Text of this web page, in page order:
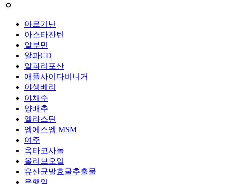
ㅇ
아르기닌
아스타잔틴
알부민
알파CD
알파리포산
애플사이다비니거
야생베리
야채수
양배추
엘라스틴
엠에스엠 MSM
여주
옥타코사놀
올리브오일
유산균발효굴추출물
은행잎